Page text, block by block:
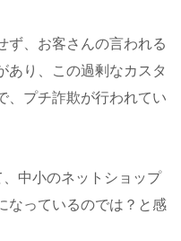
ず、お客さんの言われる
あり、この過剰なカスタ
、プチ詐欺が行われてい
、中小のネットショップ
なっているのでは？と感